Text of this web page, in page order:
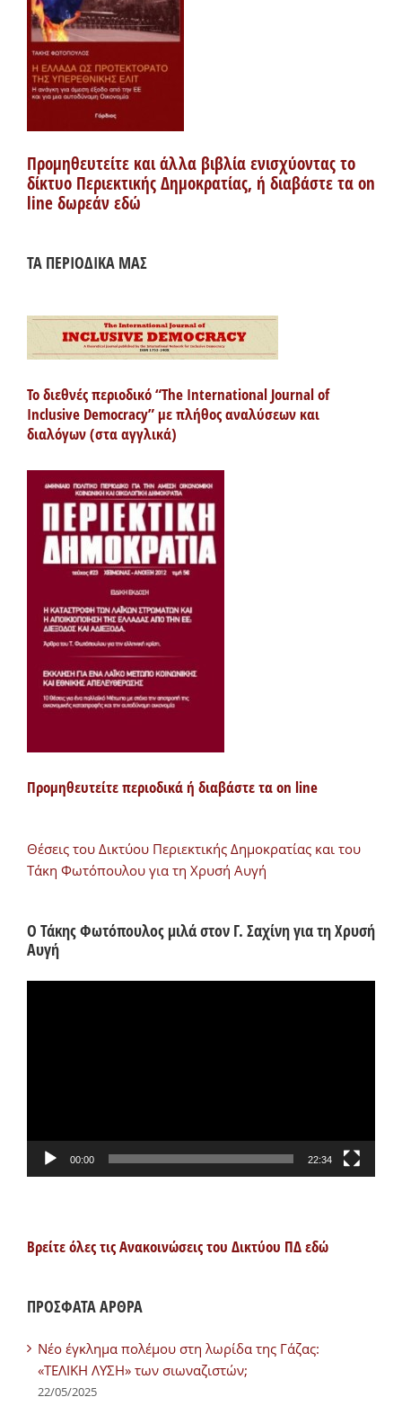
Προμηθευτείτε και άλλα βιβλία ενισχύοντας το
δίκτυο Περιεκτικής Δημοκρατίας, ή διαβάστε τα on
line δωρεάν εδώ
ΤΑ ΠΕΡΙΟΔΙΚΑ ΜΑΣ
Το διεθνές περιοδικό “The International Journal of
Inclusive Democracy” με πλήθος αναλύσεων και
διαλόγων (στα αγγλικά)
Προμηθευτείτε περιοδικά ή διαβάστε τα on line
Θέσεις του Δικτύου Περιεκτικής Δημοκρατίας και του
Τάκη Φωτόπουλου για τη Χρυσή Αυγή
Ο Τάκης Φωτόπουλος μιλά στον Γ. Σαχίνη για τη Χρυσή
Αυγή
00:00 22:34
Βρείτε όλες τις Ανακοινώσεις του Δικτύου ΠΔ εδώ
ΠΡΟΣΦΑΤΑ ΑΡΘΡΑ
Νέο έγκλημα πολέμου στη λωρίδα της Γάζας:
«ΤΕΛΙΚΗ ΛΥΣΗ» των σιωναζιστών;
22/05/2025